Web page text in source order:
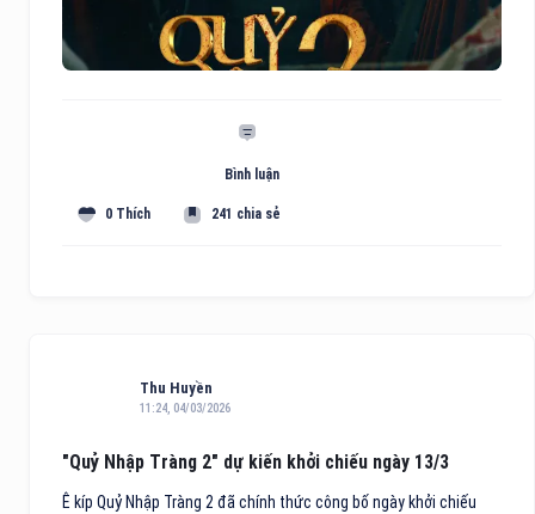
Bình luận
0 Thích 241 chia sẻ
Thu Huyền
11:24, 04/03/2026
"Quỷ Nhập Tràng 2" dự kiến khởi chiếu ngày 13/3
Ê kíp Quỷ Nhập Tràng 2 đã chính thức công bố ngày khởi chiếu